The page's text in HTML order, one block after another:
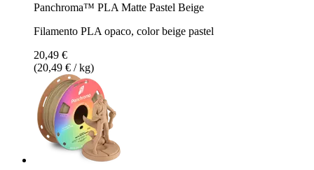
Panchroma™ PLA Matte Pastel Beige
Filamento PLA opaco, color beige pastel
20,49 €
(20,49 € / kg)